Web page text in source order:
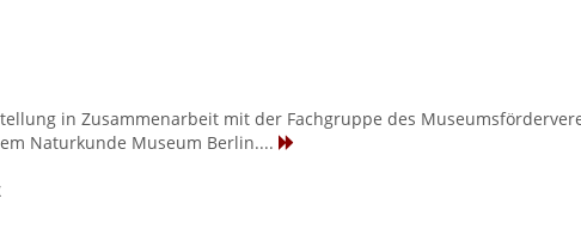
in Zusammenarbeit mit der Fachgruppe des
Naturkunde Museum Berlin....